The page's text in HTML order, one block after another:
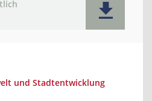
und Stadtentwicklung